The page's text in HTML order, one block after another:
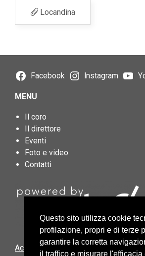
Questo sito utilizza cookie
profilazione, propri e di terze
garantire la corretta
il traffico e misurare
Locandina
Facebook Instagram
MENU
Il coro
Il direttore
Eventi
Foto e video
Contatti
Accessibilità